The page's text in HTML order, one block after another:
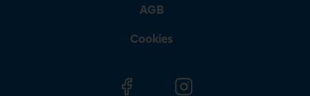
AGB
Cookies